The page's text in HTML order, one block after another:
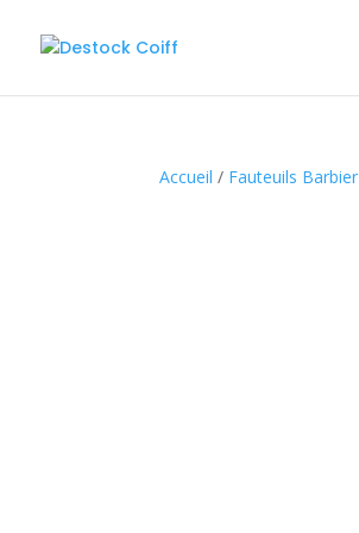
Accueil / Fauteuils Barbier